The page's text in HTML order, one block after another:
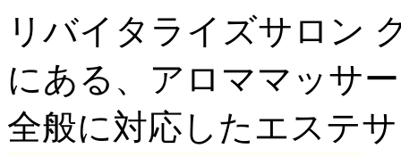
リバイタライズサロン
にある、アロママッサ
全般に対応したエステ